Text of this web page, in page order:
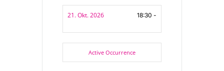
21. Okt. 2026 18:30 -
Active Occurrence